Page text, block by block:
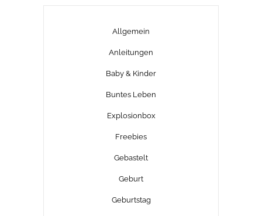
Allgemein
Anleitungen
Baby & Kinder
Buntes Leben
Explosionbox
Freebies
Gebastelt
Geburt
Geburtstag